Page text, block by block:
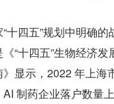
十四五”规划中明确
“十四五”生物经济
显示，2022 年上海
制药企业落户数量